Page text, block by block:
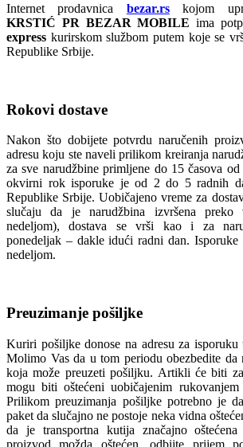
Internet prodavnica bezar.rskojom
KRSTIĆ PR BEZAR MOBILE ima
express kurirskom službom putem koje se
Republike Srbije.
Rokovi dostave
Nakon što dobijete potvrdu naručenih
adresu koju ste naveli prilikom kreiranja
za sve narudžbine primljene do 15 časova
okvirni rok isporuke je od 2 do 5 radnih
Republike Srbije. Uobičajeno vreme za
slučaju da je narudžbina izvršena preko
nedeljom), dostava se vrši kao i za
ponedeljak – dakle idući radni dan. Isporuke
nedeljom.
Preuzimanje pošiljke
Kuriri pošiljke donose na adresu za
Molimo Vas da u tom periodu obezbedite da
koja može preuzeti pošiljku. Artikli će biti
mogu biti oštećeni uobičajenim
Prilikom preuzimanja pošiljke potrebno je
paket da slučajno ne postoje neka vidna
da je transportna kutija značajno
proizvod možda oštećen, odbijte prijem